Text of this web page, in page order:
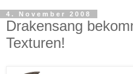
4. November 2008
Drakensang
Texturen!